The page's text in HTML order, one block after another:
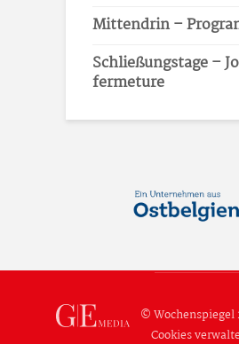
Mittendrin –
Schließungstage –
fermeture
© Wochenspiegel
Cookies